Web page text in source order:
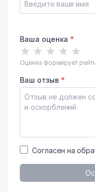
Ваша оценка *
★ ★ ★ ★ ★
Оценка формирует
Ваш отзыв *
Согласен на